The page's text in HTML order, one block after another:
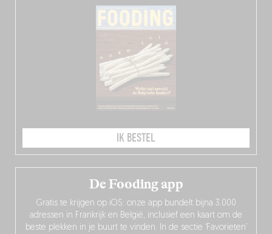
IK BESTEL
De Fooding app
Gratis te krijgen op iOS: onze app bundelt bijna 3.000
adressen in Frankrijk en België, inclusief een kaart om de
beste plekken in je buurt te vinden. In de sectie ‘Favorieten’